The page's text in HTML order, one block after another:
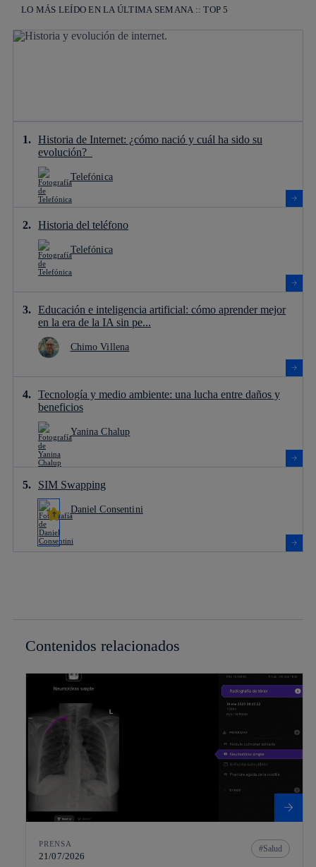
LO MÁS LEÍDO EN LA ÚLTIMA SEMANA :: TOP 5
Historia de Internet: ¿cómo nació y cuál ha sido su
evolución?
Telefónica
Historia del teléfono
Telefónica
Educación e inteligencia artificial: cómo aprender mejor
en la era de la IA sin pe...
Chimo Villena
Tecnología y medio ambiente: una lucha entre daños y
beneficios
Yanina Chalup
SIM Swapping
Daniel Consentini
Contenidos relacionados
PRENSA
21/07/2026
Salud